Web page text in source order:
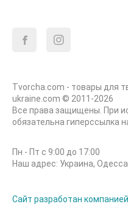
Tvorcha.com - товары для
ukraine.com © 2011-2026
Все права защищены. При
обязательна гиперссылка
Пн - Пт с 9:00 до 17:00
Наш адрес: Украина, Одесса
Сайт разработан